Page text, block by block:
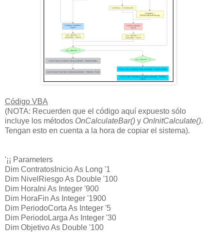
Código VBA
(NOTA: Recuerden que el código aquí expuesto sólo
incluye los métodos OnCalculateBar() y OnInitCalculate().
Tengan esto en cuenta a la hora de copiar el sistema).
'¡¡ Parameters
Dim ContratosInicio As Long '1
Dim NivelRiesgo As Double '100
Dim HoraIni As Integer '900
Dim HoraFin As Integer '1900
Dim PeriodoCorta As Integer '5
Dim PeriodoLarga As Integer '30
Dim Objetivo As Double '100